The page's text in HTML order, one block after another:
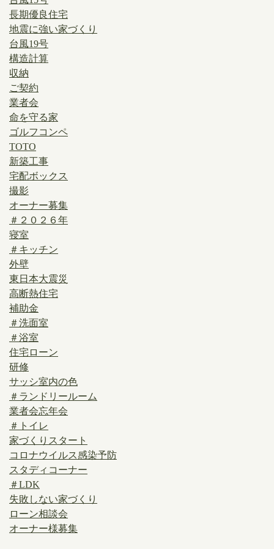
長期優良住宅
地震に強い家づくり
台風19号
構造計算
収納
ご契約
業者会
命を守る家
ゴルフコンペ
TOTO
新築工事
宅配ボックス
撮影
オーナー募集
＃２０２６年
寝室
＃キッチン
外壁
東日本大震災
高断熱住宅
補助金
＃洗面室
＃浴室
住宅ローン
研修
サッシ室内の色
＃ランドリールーム
業者会忘年会
＃トイレ
家づくりスタート
コロナウイルス感染予防
スタディコーナー
＃LDK
失敗しない家づくり
ローン相談会
オーナー様募集